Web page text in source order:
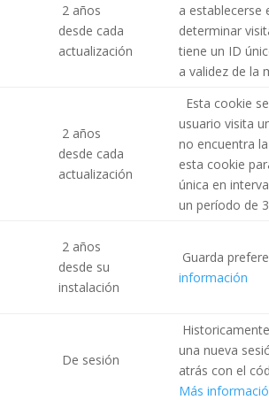
2 años
desde cada
actualización
a establecerse
determinar
tiene un ID
a validez de la
2 años
desde cada
actualización
Esta cookie
usuario visita
no encuentra
esta cookie
única en
un período de
2 años
desde su
instalación
Guarda
información
De sesión
una nueva
atrás con el
Más